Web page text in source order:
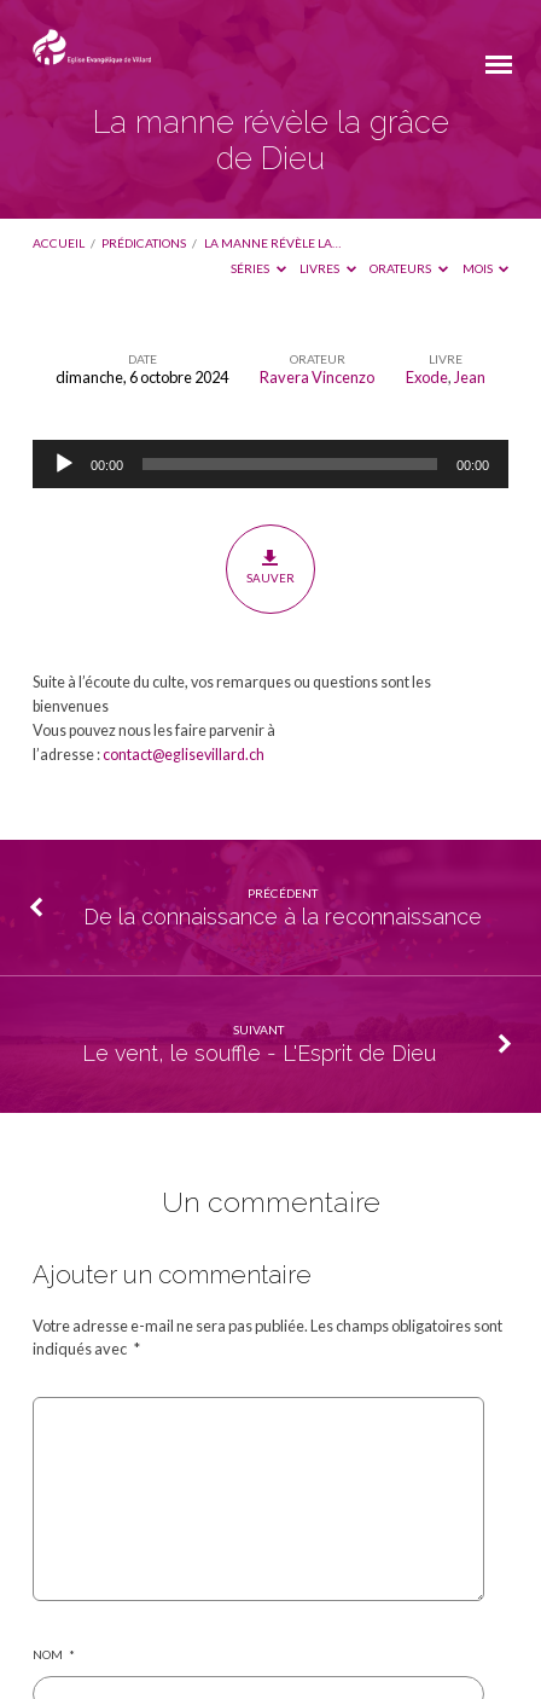
La manne révèle la grâce
de Dieu
ACCUEIL / PRÉDICATIONS / LA MANNE RÉVÈLE LA…
SÉRIES
LIVRES ORATEURS MOIS
révèle
la
DATE
dimanche, 6 octobre 2024
ORATEUR
Ravera Vincenzo
LIVRE
Exode, Jean
Lecteur
audio
00:00 00:00
SAUVER
Suite à l’écoute du culte, vos remarques ou questions sont les
bienvenues
Vous pouvez nous les faire parvenir à
l’adresse :contact@eglisevillard.ch
PRÉCÉDENT
De la connaissance à la reconnaissance
SUIVANT
Le vent, le souffle - L'Esprit de Dieu
Un commentaire
Ajouter un commentaire
Votre adresse e-mail ne sera pas publiée.Les champs obligatoires sont
indiqués avec *
NOM *